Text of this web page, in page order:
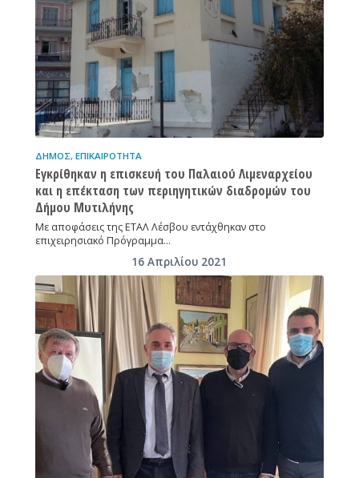
ΔΉΜΟΣ, ΕΠΙΚΑΙΡΌΤΗΤΑ
Εγκρίθηκαν η επισκευή του Παλαιού Λιμεναρχείου
και η επέκταση των περιηγητικών διαδρομών του
Δήμου Μυτιλήνης
Με αποφάσεις της ΕΤΑΛ Λέσβου εντάχθηκαν στο
επιχειρησιακό Πρόγραμμα…
16 Απριλίου 2021